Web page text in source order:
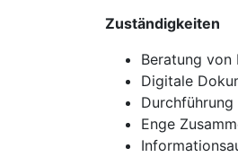
Zuständigkeiten
Beratung von
Digitale
Enge